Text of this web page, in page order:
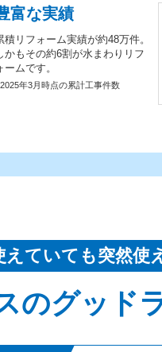
富な実績
積リフォーム実績が約48万件。
かもその約6割が水まわりリフ
ームです。
年3月時点の累計工事件数
えていても突然使
のグッド